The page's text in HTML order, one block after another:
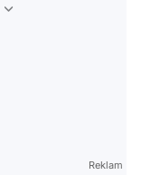
Reklam